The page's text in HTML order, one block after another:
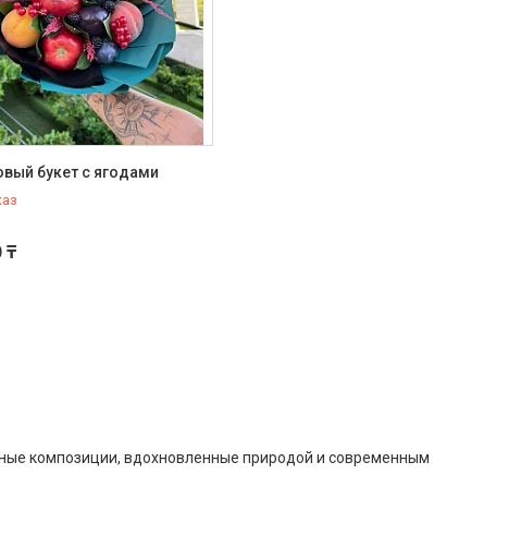
букет с ягодами
₸
композиции, вдохновленные природой и современным